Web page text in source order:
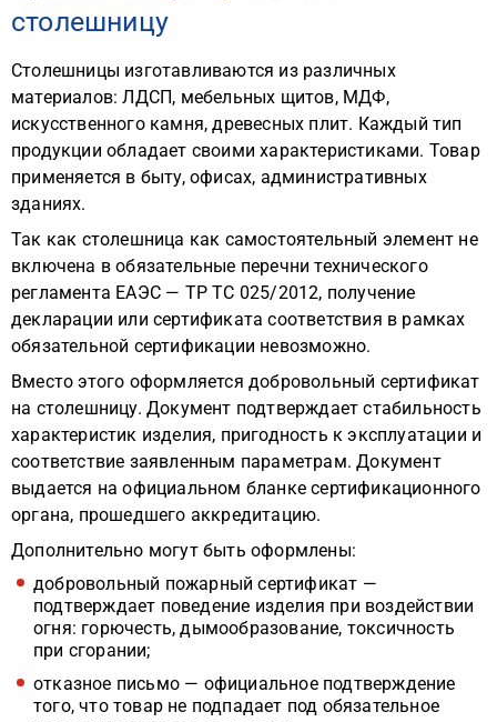
столешницу
Столешницы изготавливаются из различных
материалов: ЛДСП, мебельных щитов, МДФ,
искусственного камня, древесных плит. Каждый тип
продукции обладает своими характеристиками. Товар
применяется в быту, офисах, административных
зданиях.
Так как столешница как самостоятельный элемент не
включена в обязательные перечни технического
регламента ЕАЭС — ТР ТС 025/2012, получение
декларации или сертификата соответствия в рамках
обязательной сертификации невозможно.
Вместо этого оформляется добровольный сертификат
на столешницу. Документ подтверждает стабильность
характеристик изделия, пригодность к эксплуатации и
соответствие заявленным параметрам. Документ
выдается на официальном бланке сертификационного
органа, прошедшего аккредитацию.
Дополнительно могут быть оформлены:
добровольный пожарный сертификат —
подтверждает поведение изделия при воздействии
огня: горючесть, дымообразование, токсичность
при сгорании;
отказное письмо — официальное подтверждение
того, что товар не подпадает под обязательное